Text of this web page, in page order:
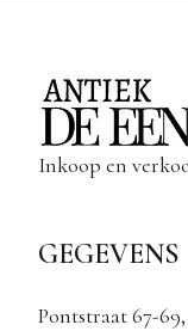
Inkoop en
GEGEVENS
Pontstraat 67-69,